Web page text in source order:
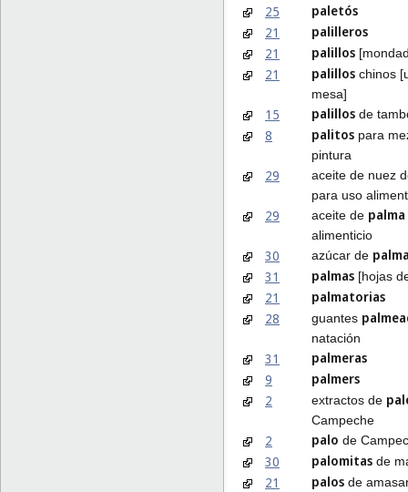
25
paletós
21
palilleros
21
palillos
21 palillos chinos
mesa]
15 palillos de
8 palitos para
pintura
29
aceite de nuez
para uso
29 aceite de palma
alimenticio
30 azúcar de
31
palmas [hojas
21
palmatorias
28
guantes
natación
31
palmeras
9
palmers
2
extractos de
Campeche
2 palo de
30 palomitas de
21 palos de